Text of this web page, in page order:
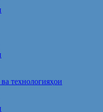
технологияҳои